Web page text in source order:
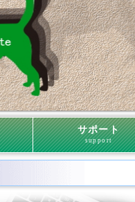
サポート
support